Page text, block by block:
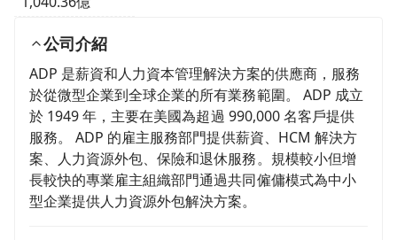
公司介紹
ADP 是薪資和人力資本管理解決方案的供應商，服務
於從微型企業到全球企業的所有業務範圍。 ADP 成立
於 1949 年，主要在美國為超過 990,000 名客戶提供
服務。 ADP 的雇主服務部門提供薪資、HCM 解決方
案、人力資源外包、保險和退休服務。規模較小但增
長較快的專業雇主組織部門通過共同僱傭模式為中小
型企業提供人力資源外包解決方案。